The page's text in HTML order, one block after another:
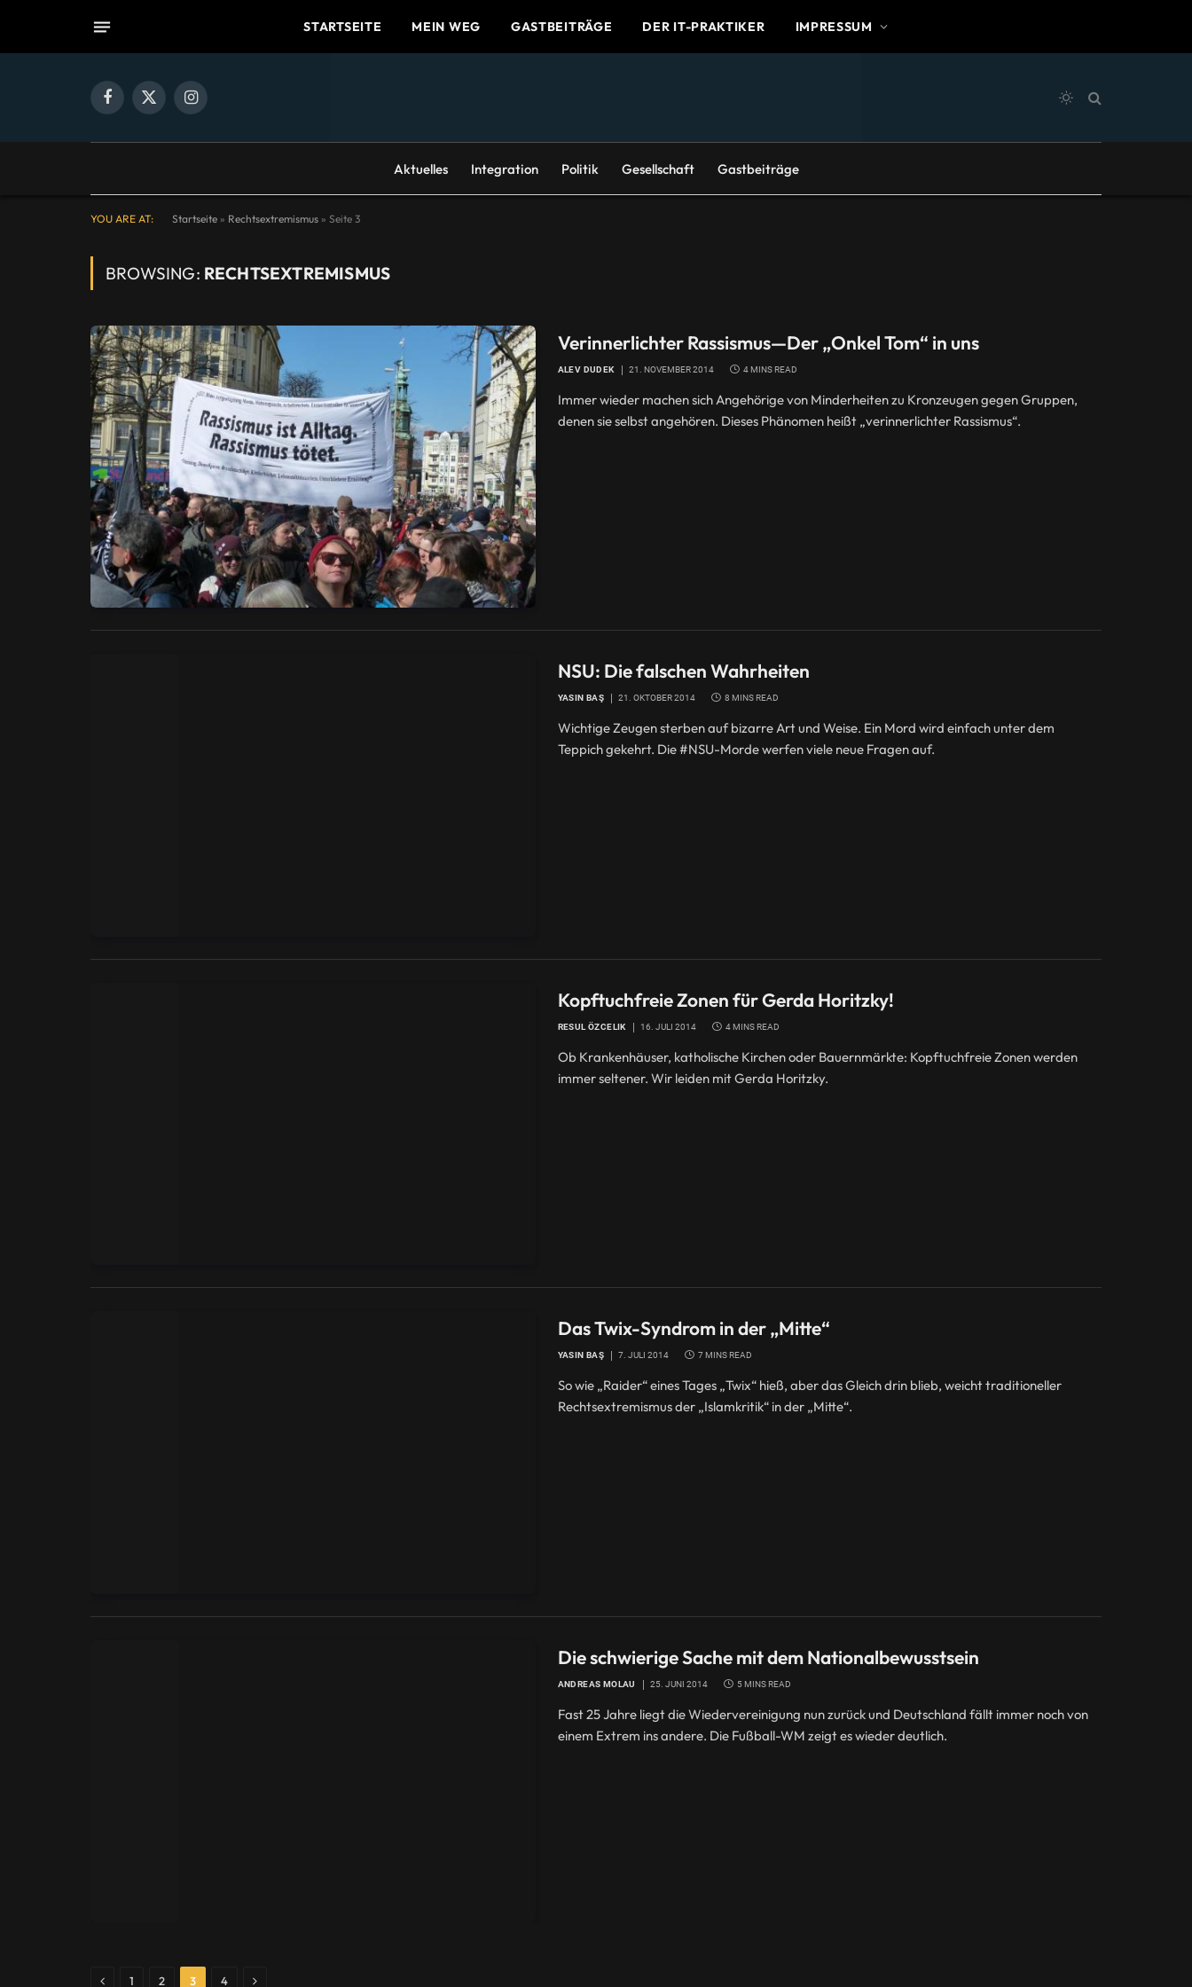
STARTSEITE MEIN WEG GASTBEITRÄGE DER IT-PRAKTIKER IMPRESSUM
Facebook
X
Instagram
Aktuelles Integration Politik Gesellschaft Gastbeiträge
YOU ARE AT: Startseite » Rechtsextremismus » Seite 3
BROWSING: RECHTSEXTREMISMUS
Verinnerlichter Rassismus—Der „Onkel Tom“ in uns
ALEV DUDEK 21. NOVEMBER 2014 4 MINS READ
Immer wieder machen sich Angehörige von Minderheiten zu Kronzeugen gegen Gruppen,
denen sie selbst angehören. Dieses Phänomen heißt „verinnerlichter Rassismus“.
NSU: Die falschen Wahrheiten
YASIN BAŞ 21. OKTOBER 2014 8 MINS READ
Wichtige Zeugen sterben auf bizarre Art und Weise. Ein Mord wird einfach unter dem
Teppich gekehrt. Die #NSU-Morde werfen viele neue Fragen auf.
Kopftuchfreie Zonen für Gerda Horitzky!
RESUL ÖZCELIK 16. JULI 2014 4 MINS READ
Ob Krankenhäuser, katholische Kirchen oder Bauernmärkte: Kopftuchfreie Zonen werden
immer seltener. Wir leiden mit Gerda Horitzky.
Das Twix-Syndrom in der „Mitte“
YASIN BAŞ 7. JULI 2014 7 MINS READ
So wie „Raider“ eines Tages „Twix“ hieß, aber das Gleich drin blieb, weicht traditioneller
Rechtsextremismus der „Islamkritik“ in der „Mitte“.
Die schwierige Sache mit dem Nationalbewusstsein
ANDREAS MOLAU 25. JUNI 2014 5 MINS READ
Fast 25 Jahre liegt die Wiedervereinigung nun zurück und Deutschland fällt immer noch von
einem Extrem ins andere. Die Fußball-WM zeigt es wieder deutlich.
Previous
1 2 3 4 Next